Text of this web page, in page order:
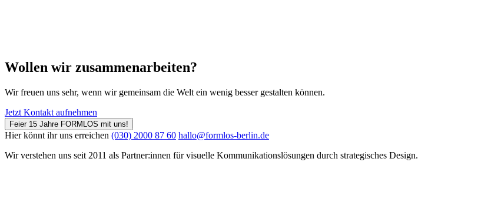
Wollen wir zusammenarbeiten?
Wir freuen uns sehr, wenn wir gemeinsam die Welt ein wenig besser gestalten können.
Jetzt Kontakt aufnehmen
Feier 15 Jahre FORMLOS mit uns!
Hier könnt ihr uns erreichen (030) 2000 87 60 hallo@formlos-berlin.de
Wir verstehen uns seit 2011 als Partner:innen für visuelle Kommunikations­lösungen durch strategisches Design.